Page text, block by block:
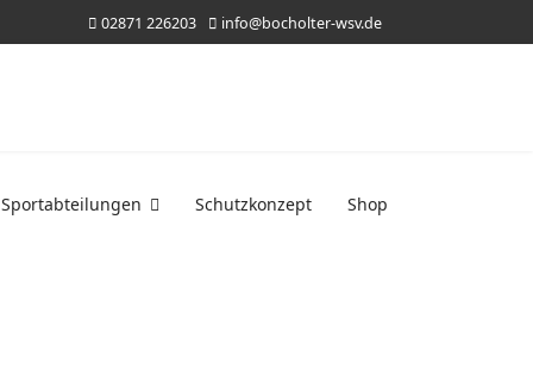
02871 226203 info@bocholter-wsv.de
Sportabteilungen Schutzkonzept Shop